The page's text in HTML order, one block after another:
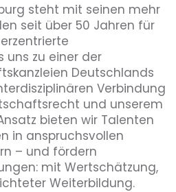
steht mit seinen mehr
seit über 50 Jahren für
uns zu einer der
Deutschlands
Verbindung
und unserem
bieten wir Talenten
in anspruchsvollen
– und fördern
mit Wertschätzung,
Weiterbildung.